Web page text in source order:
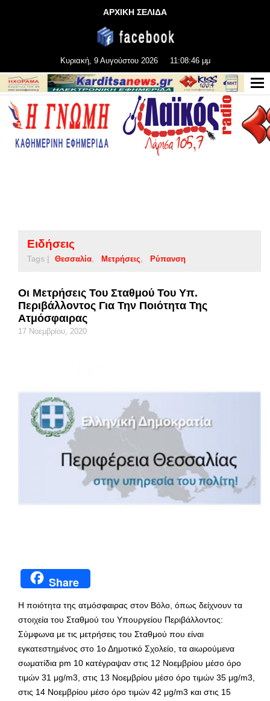
ΑΡΧΙΚΗ ΣΕΛΙΔΑ
Κυριακή, 9 Αυγούστου 2026 11:08:46 μμ
Ειδήσεις
Tags | Θεσσαλία Μετρήσεις Ρύπανση
Οι Μετρήσεις Του Σταθμού Του Υπ.
Περιβάλλοντος Για Την Ποιότητα Της
Ατμόσφαιρας
17 Νοεμβρίου, 2020
Share
Η ποιότητα της ατμόσφαιρας στον Βόλο, όπως δείχνουν τα
στοιχεία του Σταθμού του Υπουργείου Περιβάλλοντος:
Σύμφωνα με τις μετρήσεις του Σταθμού που είναι
εγκατεστημένος στο 1ο Δημοτικό Σχολείο, τα αιωρούμενα
σωματίδια pm 10 κατέγραψαν στις 12 Νοεμβρίου μέσο όρο
τιμών 31 μg/m3, στις 13 Νοεμβρίου μέσο όρο τιμών 35 μg/m3,
στις 14 Νοεμβρίου μέσο όρο τιμών 42 μg/m3 και στις 15